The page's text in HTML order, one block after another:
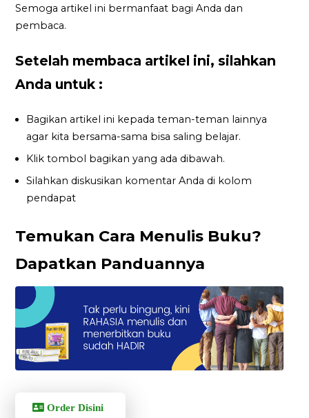
Semoga artikel ini bermanfaat bagi Anda dan
pembaca.
Setelah membaca artikel ini, silahkan
Anda untuk :
Bagikan artikel ini kepada teman-teman lainnya
agar kita bersama-sama bisa saling belajar.
Klik tombol bagikan yang ada dibawah.
Silahkan diskusikan komentar Anda di kolom
pendapat
Temukan Cara Menulis Buku?
Dapatkan Panduannya
Order Disini